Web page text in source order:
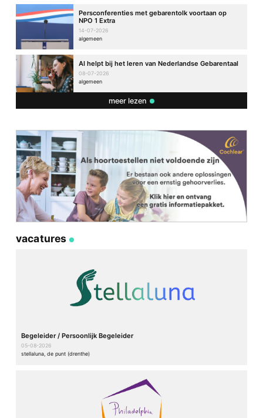
Persconferenties met gebarentolk voortaan op
NPO 1 Extra
14-07-2026
algemeen
AI helpt bij het leren van Nederlandse Gebarentaal
08-07-2026
algemeen
meer lezen
vacatures
Begeleider / Persoonlijk Begeleider
05-08-2026
stellaluna, de punt (drenthe)